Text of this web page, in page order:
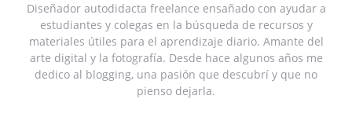
Diseñador autodidacta freelance ensañado con ayudar a
estudiantes y colegas en la búsqueda de recursos y
materiales útiles para el aprendizaje diario. Amante del
arte digital y la fotografía. Desde hace algunos años me
dedico al blogging, una pasión que descubrí y que no
pienso dejarla.